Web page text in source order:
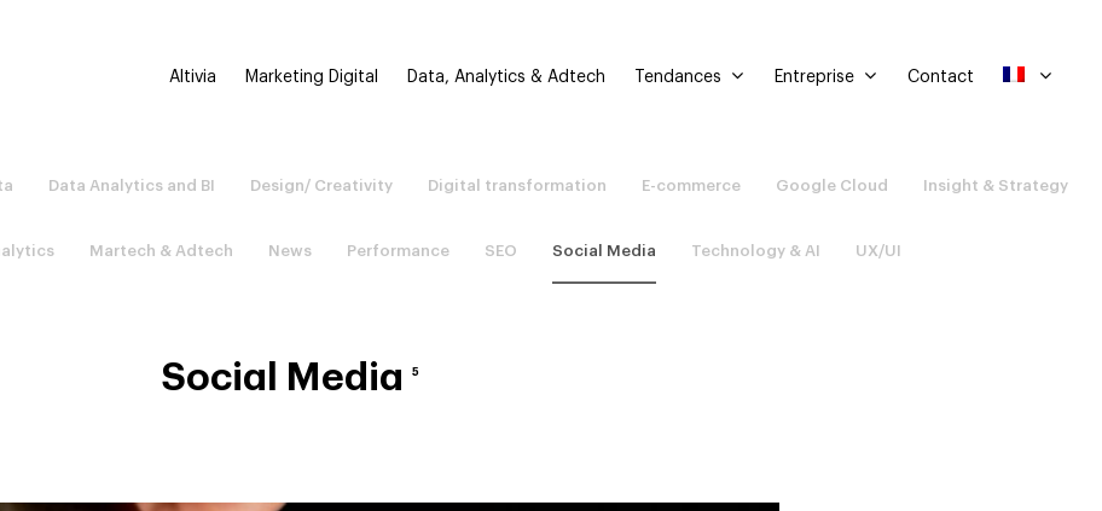
Altivia Marketing Digital Data, Analytics & Adtech Tendances Entreprise Contact
Data Analytics and BI Design/ Creativity Digital transformation E-commerce Google Cloud Insight & Strategy
Martech & Adtech News Performance SEO Social Media Technology & AI UX/UI
Social Media 5